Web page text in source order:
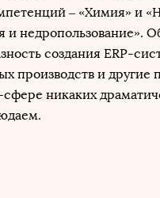
– «Химия» и
и недропользование».
создания ERP-
производств и другие
сфере никаких